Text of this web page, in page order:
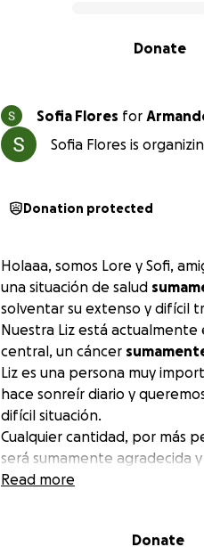
Donate
Sofia Flores for
Sofia Flores is
Donation protected
Holaaa, somos Lore y Sofi,
una situación de salud
solventar su extenso y difícil
Nuestra Liz está
central, un cáncer
Liz es una persona muy
hace sonreír diario y
difícil situación.
Cualquier cantidad, por más
será sumamente agradecida
agradeceríamos que por
Read more
Donate